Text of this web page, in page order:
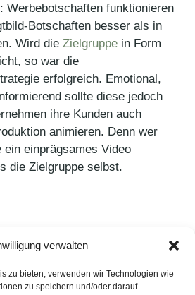
verwalten
zu bieten, verwenden wir Technologien wie
zu speichern und/oder darauf
Werbebotschaften funktionieren
Botschaften besser als in
Wird die Zielgruppe in Form
so war die
erfolgreich. Emotional,
sollte diese jedoch
ihre Kunden auch
animieren. Denn wer
einprägsames Video
die Zielgruppe selbst.
,TV-Werbung
Chance für klassischen